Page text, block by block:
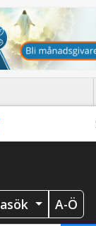
A-Ö